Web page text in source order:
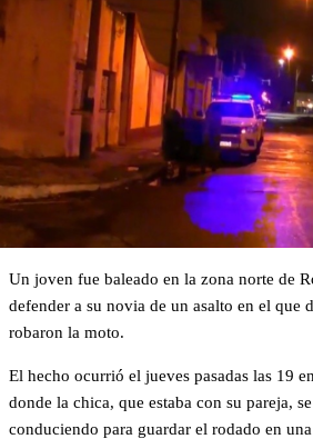
Un joven fue baleado en la zona norte de
defender a su novia de un asalto en el que
robaron la moto.
El hecho ocurrió el jueves pasadas las 19
donde la chica, que estaba con su pareja,
conduciendo para guardar el rodado en